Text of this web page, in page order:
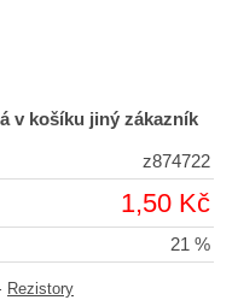
v košíku jiný zákazník
z874722
1,50 Kč
21 %
Rezistory